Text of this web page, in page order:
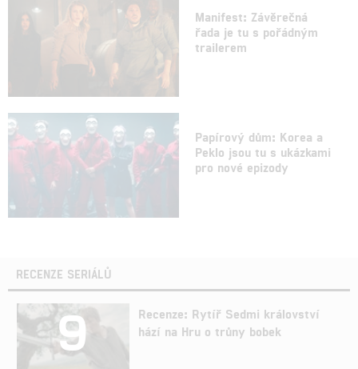
Manifest: Závěrečná
řada je tu s pořádným
trailerem
Papírový dům: Korea a
Peklo jsou tu s ukázkami
pro nové epizody
RECENZE SERIÁLŮ
9
Recenze: Rytíř Sedmi království
hází na Hru o trůny bobek